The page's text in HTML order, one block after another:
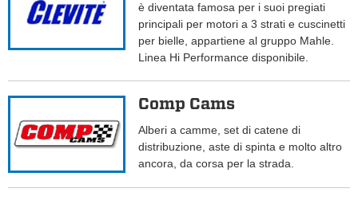
è diventata famosa per i suoi pregiati
principali per motori a 3 strati e cuscinetti
per bielle, appartiene al gruppo Mahle.
Linea Hi Performance disponibile.
Comp Cams
Alberi a camme, set di catene di
distribuzione, aste di spinta e molto altro
ancora, da corsa per la strada.